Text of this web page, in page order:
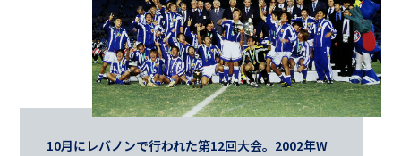
10月にレバノンで行われた第12回大会。2002年W